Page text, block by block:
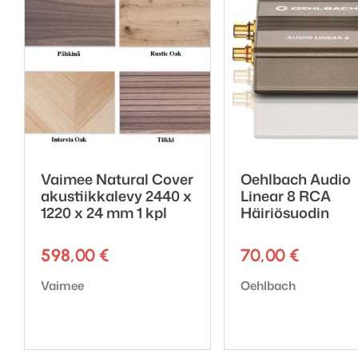
Paketti sisältää 6 kpl
Yhden
Soveltuu laskettuihin
Äänen
Väri harmaa (1933)
Konto Akustiikkapaneelit
painaa esimerkiksi
tarvittaessa myös
Vaimee Natural Cover
akustiikkalevy 2440 x
1220 x 24 mm 1 kpl
598,00 €
Tuotemerkki:
Vaimee
Oehlbach Audio
Linear 8 RCA
Häiriösuodin
70,00 €
Tuotemerkki:
Oehlbach